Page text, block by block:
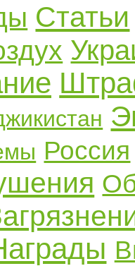
Статьи
Россия